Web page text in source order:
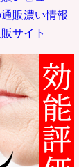
販濃い情報
サイト